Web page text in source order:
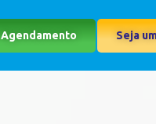
Agendamento Seja